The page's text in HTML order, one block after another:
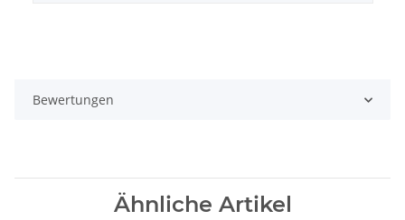
Bewertungen
Ähnliche Artikel